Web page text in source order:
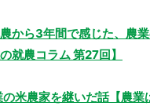
から3年間で感じた、農
就農コラム 第27回】
米農家を継いだ話【農業